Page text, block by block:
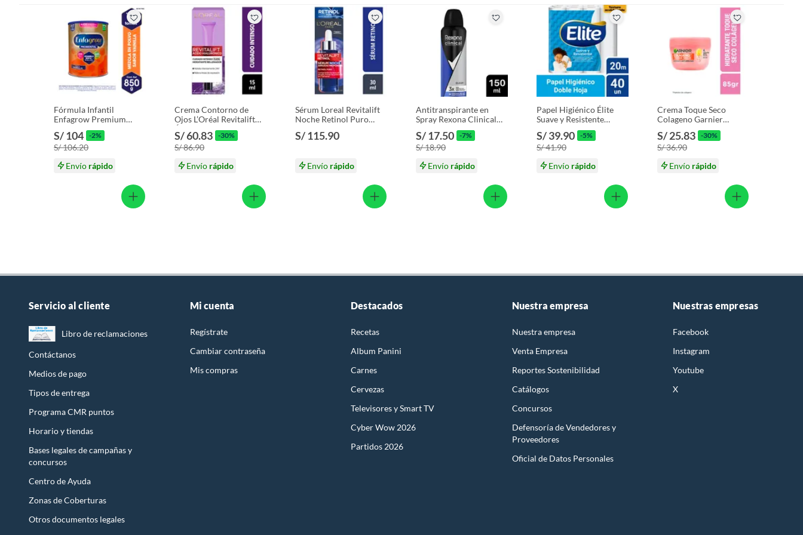
Productos que hayan sido previamente instalados.
Baterías de auto.
Motocicletas y bicicletas motorizadas.
Licores y cigarros electrónicos.
Fórmula Infantil
Enfagrow Premium
Promental Vainilla Lata
850 g
S/ 104 -2%
S/ 106.20
Envío rápido
Crema Contorno de
Ojos L’Oréal Revitalift
Ácido Hialurónico
Antiarrugas Caja 15 mL
S/ 60.83 -30%
S/ 86.90
Envío rápido
Sérum Loreal Revitalift
Noche Retinol Puro
S/ 115.90
Envío rápido
Antitranspirante en
Spray Rexona Clinical
Clean Envase 150 mL
S/ 17.50 -7%
S/ 18.90
Envío rápido
Papel Higiénico Élite
Suave y Resistente
Empaque 40 Und
S/ 39.90 -5%
S/ 41.90
Envío rápido
Crema Toque Seco
Colageno Garnier
Envase 82.5 mL
S/ 25.83 -30%
S/ 36.90
Envío rápido
Servicio al cliente
Libro de reclamaciones
Contáctanos
Medios de pago
Tipos de entrega
Programa CMR puntos
Horario y tiendas
Bases legales de campañas y
concursos
Centro de Ayuda
Zonas de Coberturas
Otros documentos legales
Mi cuenta
Regístrate
Cambiar contraseña
Mis compras
Destacados
Recetas
Album Panini
Carnes
Cervezas
Televisores y Smart TV
Cyber Wow 2026
Partidos 2026
Nuestra empresa
Nuestra empresa
Venta Empresa
Reportes Sostenibilidad
Catálogos
Concursos
Defensoría de Vendedores y
Proveedores
Oficial de Datos Personales
Nuestras empresas
Facebook
Instagram
Youtube
X